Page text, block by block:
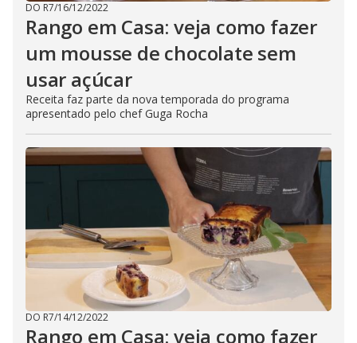
DO R7/16/12/2022
Rango em Casa: veja como fazer
um mousse de chocolate sem
usar açúcar
Receita faz parte da nova temporada do programa
apresentado pelo chef Guga Rocha
DO R7/14/12/2022
Rango em Casa: veja como fazer